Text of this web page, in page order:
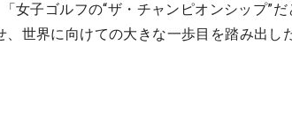
女子ゴルフの“ザ・チャンピオンシップ”だ
世界に向けての大きな一歩目を踏み出し